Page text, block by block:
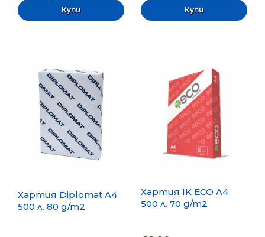
Хартия Diplomat A4
500 л. 80 g/m2
Хартия IK ECO A4
500 л. 70 g/m2